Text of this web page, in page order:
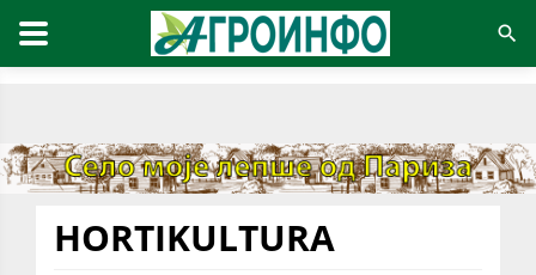
HORTIKULTURA